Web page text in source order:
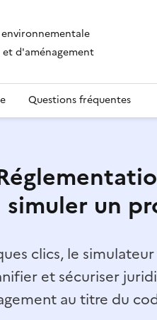
d'aménagement
Questions fréquentes
simuler un
clics, le
et sécuriser
au titre du